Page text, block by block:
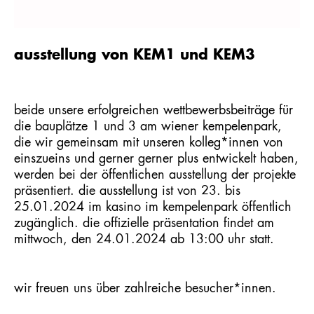
ausstellung von KEM1 und KEM3
beide unsere erfolgreichen wettbewerbsbeiträge für
die bauplätze 1 und 3 am wiener kempelenpark,
die wir gemeinsam mit unseren kolleg*innen von
einszueins und gerner gerner plus entwickelt haben,
werden bei der öffentlichen ausstellung der projekte
präsentiert. die ausstellung ist von 23. bis
25.01.2024 im kasino im kempelenpark öffentlich
zugänglich. die offizielle präsentation findet am
mittwoch, den 24.01.2024 ab 13:00 uhr statt.
wir freuen uns über zahlreiche besucher*innen.